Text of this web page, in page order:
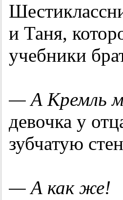
и Таня,
учебники
— А Кремль
девочка у
зубчатую
— А как же!